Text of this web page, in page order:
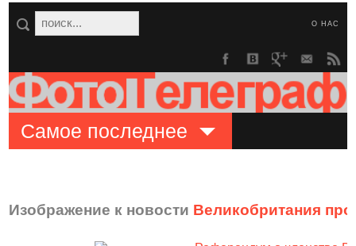
О НАС
Самое последнее
Изображение к новости Великобритания